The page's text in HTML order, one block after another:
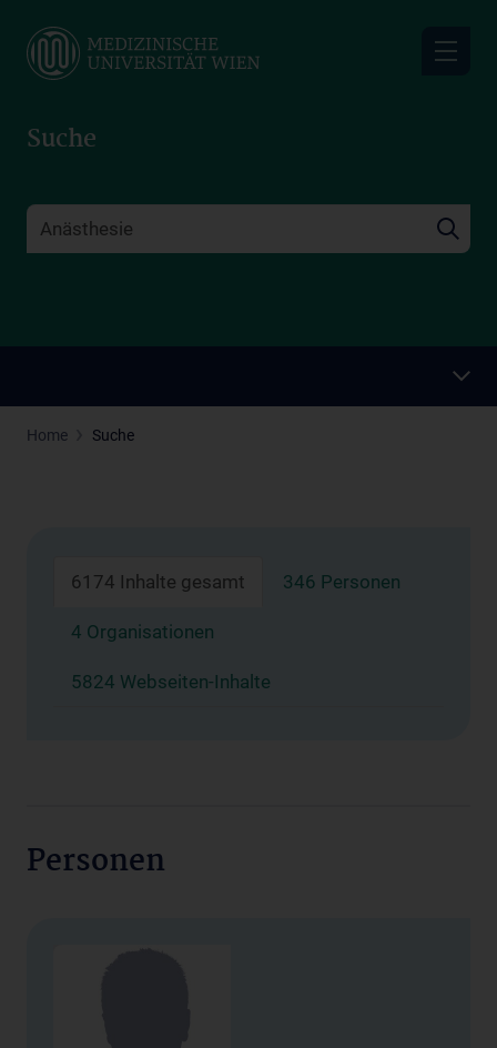
main
Suche
Home Suche
6174 Inhalte gesamt 346 Personen
4 Organisationen
5824 Webseiten-Inhalte
Personen